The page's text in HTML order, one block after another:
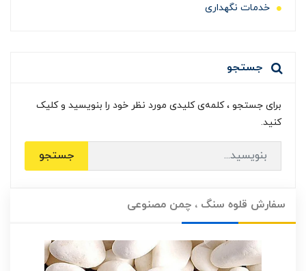
خدمات نگهداری
جستجو
برای جستجو ، کلمه‌ی کلیدی مورد نظر خود را بنویسید و کلیک
کنید.
جستجو
سفارش قلوه سنگ ، چمن مصنوعی